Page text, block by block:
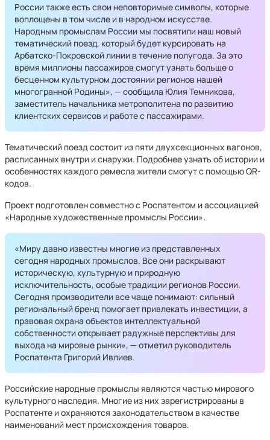
России также есть свои неповторимые символы, которые
воплощены в том числе и в народном искусстве.
Народным промыслам России мы посвятили наш новый
тематический поезд, который будет курсировать на
Арбатско-Покровской линии в течение полугода. За это
время миллионы пассажиров смогут узнать больше о
бесценном культурном достоянии регионов нашей
многогранной Родины», — сообщила Юлия Темникова,
заместитель начальника метрополитена по развитию
клиентских сервисов и работе с пассажирами.
Тематический поезд состоит из пяти двухсекционных вагонов,
расписанных внутри и снаружи. Подробнее узнать об истории и
особенностях каждого ремесла жители смогут с помощью QR-
кодов.
Проект подготовлен совместно с Роспатентом и ассоциацией
«Народные художественные промыслы России».
«Миру давно известны многие из представленных
сегодня народных промыслов. Все они раскрывают
историческую, культурную и природную
исключительность, особые традиции регионов России.
Сегодня производители все чаще понимают: сильный
региональный бренд помогает привлекать инвестиции, а
правовая охрана объектов интеллектуальной
собственности открывает радужные перспективы для
выхода на мировые рынки», — отметил руководитель
Роспатента Григорий Ивлиев.
Российские народные промыслы являются частью мирового
культурного наследия. Многие из них зарегистрированы в
Роспатенте и охраняются законодательством в качестве
наименований мест происхождения товаров.